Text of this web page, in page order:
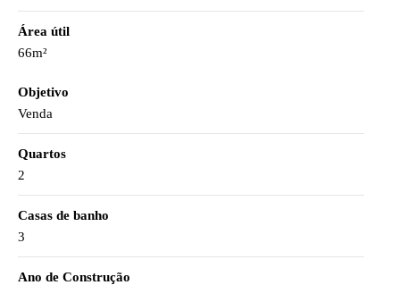
Área útil
66m²
Objetivo
Venda
Quartos
2
Casas de banho
3
Ano de Construção